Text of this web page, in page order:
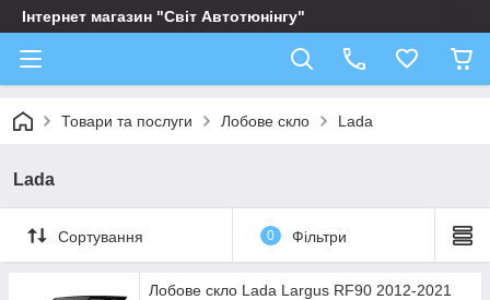
Інтернет магазин "Світ Автотюнінгу"
Товари та послуги Лобове скло Lada
Lada
Сортування 0 Фільтри
Лобове скло Lada Largus RF90 2012-2021